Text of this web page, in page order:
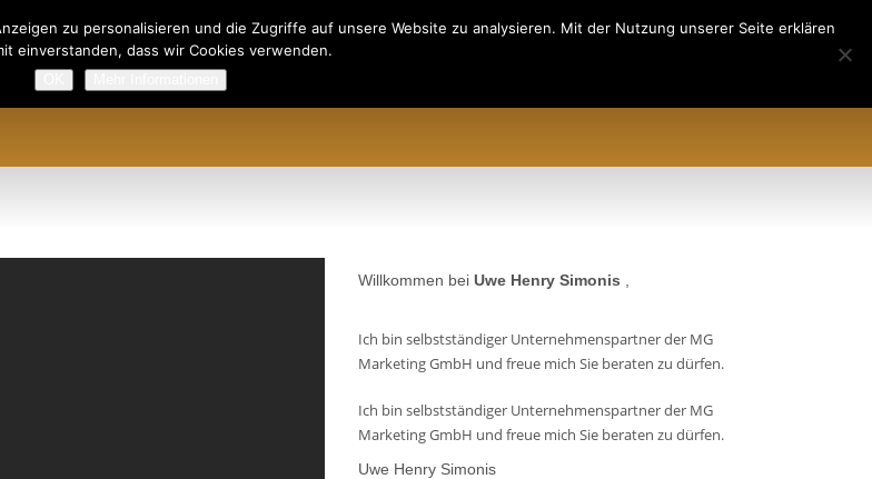
TERMINE UP-LOGIN
Willkommen bei Uwe Henry Simonis
Ich bin selbstständiger Unternehmenspartner der MG
Marketing GmbH und freue mich Sie beraten zu dürfen.
Ich bin selbstständiger Unternehmenspartner der MG
Marketing GmbH und freue mich Sie beraten zu dürfen.
Uwe Henry Simonis
zu personalisieren und die Zugriffe auf unsere Website zu analysieren. Mit der Nutzung unserer Seite erklären
einverstanden, dass wir Cookies verwenden.